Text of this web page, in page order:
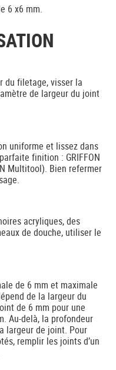
6 x6 mm.
du filetage, visser la
de largeur du joint
uniforme et lissez dans
finition : GRIFFON
Multitool). Bien refermer
acryliques, des
de douche, utiliser le
de 6 mm et maximale
de la largeur du
de 6 mm pour une
Au-delà, la profondeur
largeur de joint. Pour
remplir les joints d’un